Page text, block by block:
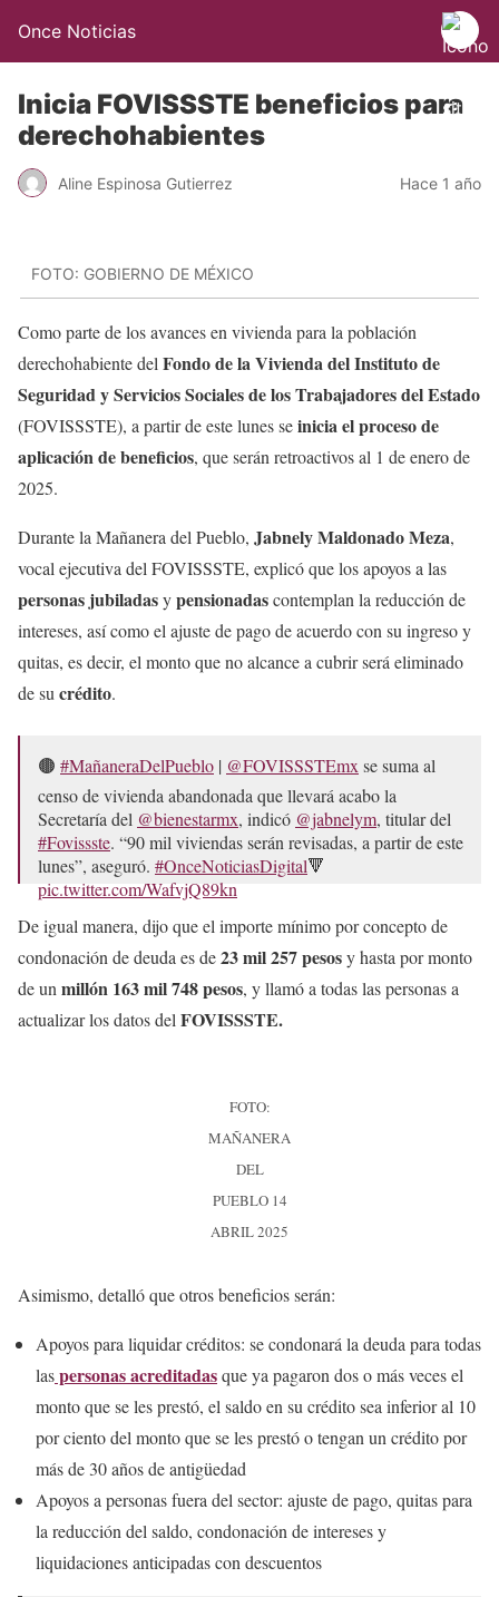
Once Noticias
Inicia FOVISSSTE beneficios para
derechohabientes
Aline Espinosa Gutierrez Hace 1 año
FOTO: GOBIERNO DE MÉXICO
Como parte de los avances en vivienda para la población
derechohabiente del Fondo de la Vivienda del Instituto de
Seguridad y Servicios Sociales de los Trabajadores del Estado
(FOVISSSTE), a partir de este lunes seinicia el proceso de
aplicación de beneficios, que serán retroactivos al 1 de enero de
2025.
Durante la Mañanera del Pueblo, Jabnely Maldonado Meza,
vocal ejecutiva del FOVISSSTE, explicó que los apoyos a las
personas jubiladasypensionadascontemplan la reducción de
intereses, así como el ajuste de pago de acuerdo con su ingreso y
quitas, es decir, el monto que no alcance a cubrir será eliminado
de su crédito.
🟤 #MañaneraDelPueblo | @FOVISSSTEmx se suma al
censo de vivienda abandonada que llevará acabo la
Secretaría del @bienestarmx, indicó @jabnelym, titular del
#Fovissste. “90 mil viviendas serán revisadas, a partir de este
lunes”, aseguró. #OnceNoticiasDigital🔻
pic.twitter.com/WafvjQ89kn
— Once Noticias (@OnceNoticiasTV)April 14, 2025
De igual manera, dijo que el importe mínimo por concepto de
condonación de deuda es de23 mil 257 pesosy hasta por monto
de un millón 163 mil 748 pesos, y llamó a todas las personas a
actualizar los datos del FOVISSSTE.
FOTO:
MAÑANERA
DEL
PUEBLO 14
ABRIL 2025
Asimismo, detalló que otros beneficios serán:
Apoyos para liquidar créditos: se condonará la deuda para todas
laspersonas acreditadasque ya pagaron dos o más veces el
monto que se les prestó, el saldo en su crédito sea inferior al 10
por ciento del monto que se les prestó o tengan un crédito por
más de 30 años de antigüedad
Apoyos a personas fuera del sector: ajuste de pago, quitas para
la reducción del saldo, condonación de intereses y
liquidaciones anticipadas con descuentos